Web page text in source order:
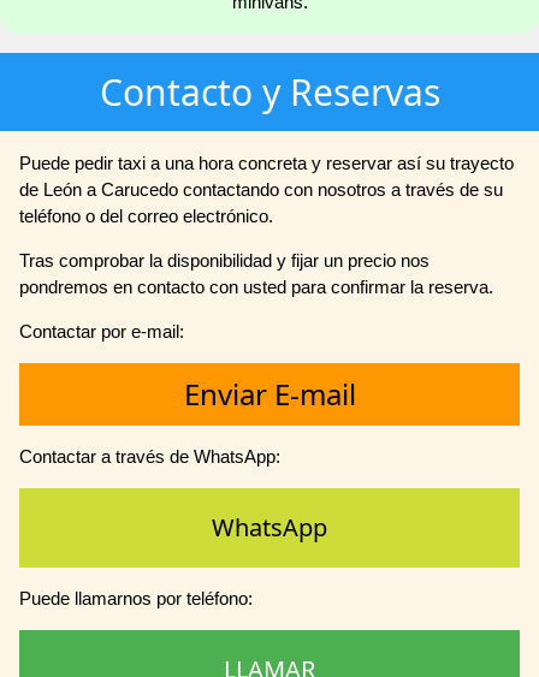
Contacto y Reservas
Puede pedir taxi a una hora concreta y reservar así su trayecto
de León a Carucedo contactando con nosotros a través de su
teléfono o del correo electrónico.
Tras comprobar la disponibilidad y fijar un precio nos
pondremos en contacto con usted para confirmar la reserva.
Contactar por e-mail:
Enviar E-mail
Contactar a través de WhatsApp:
WhatsApp
Puede llamarnos por teléfono:
LLAMAR